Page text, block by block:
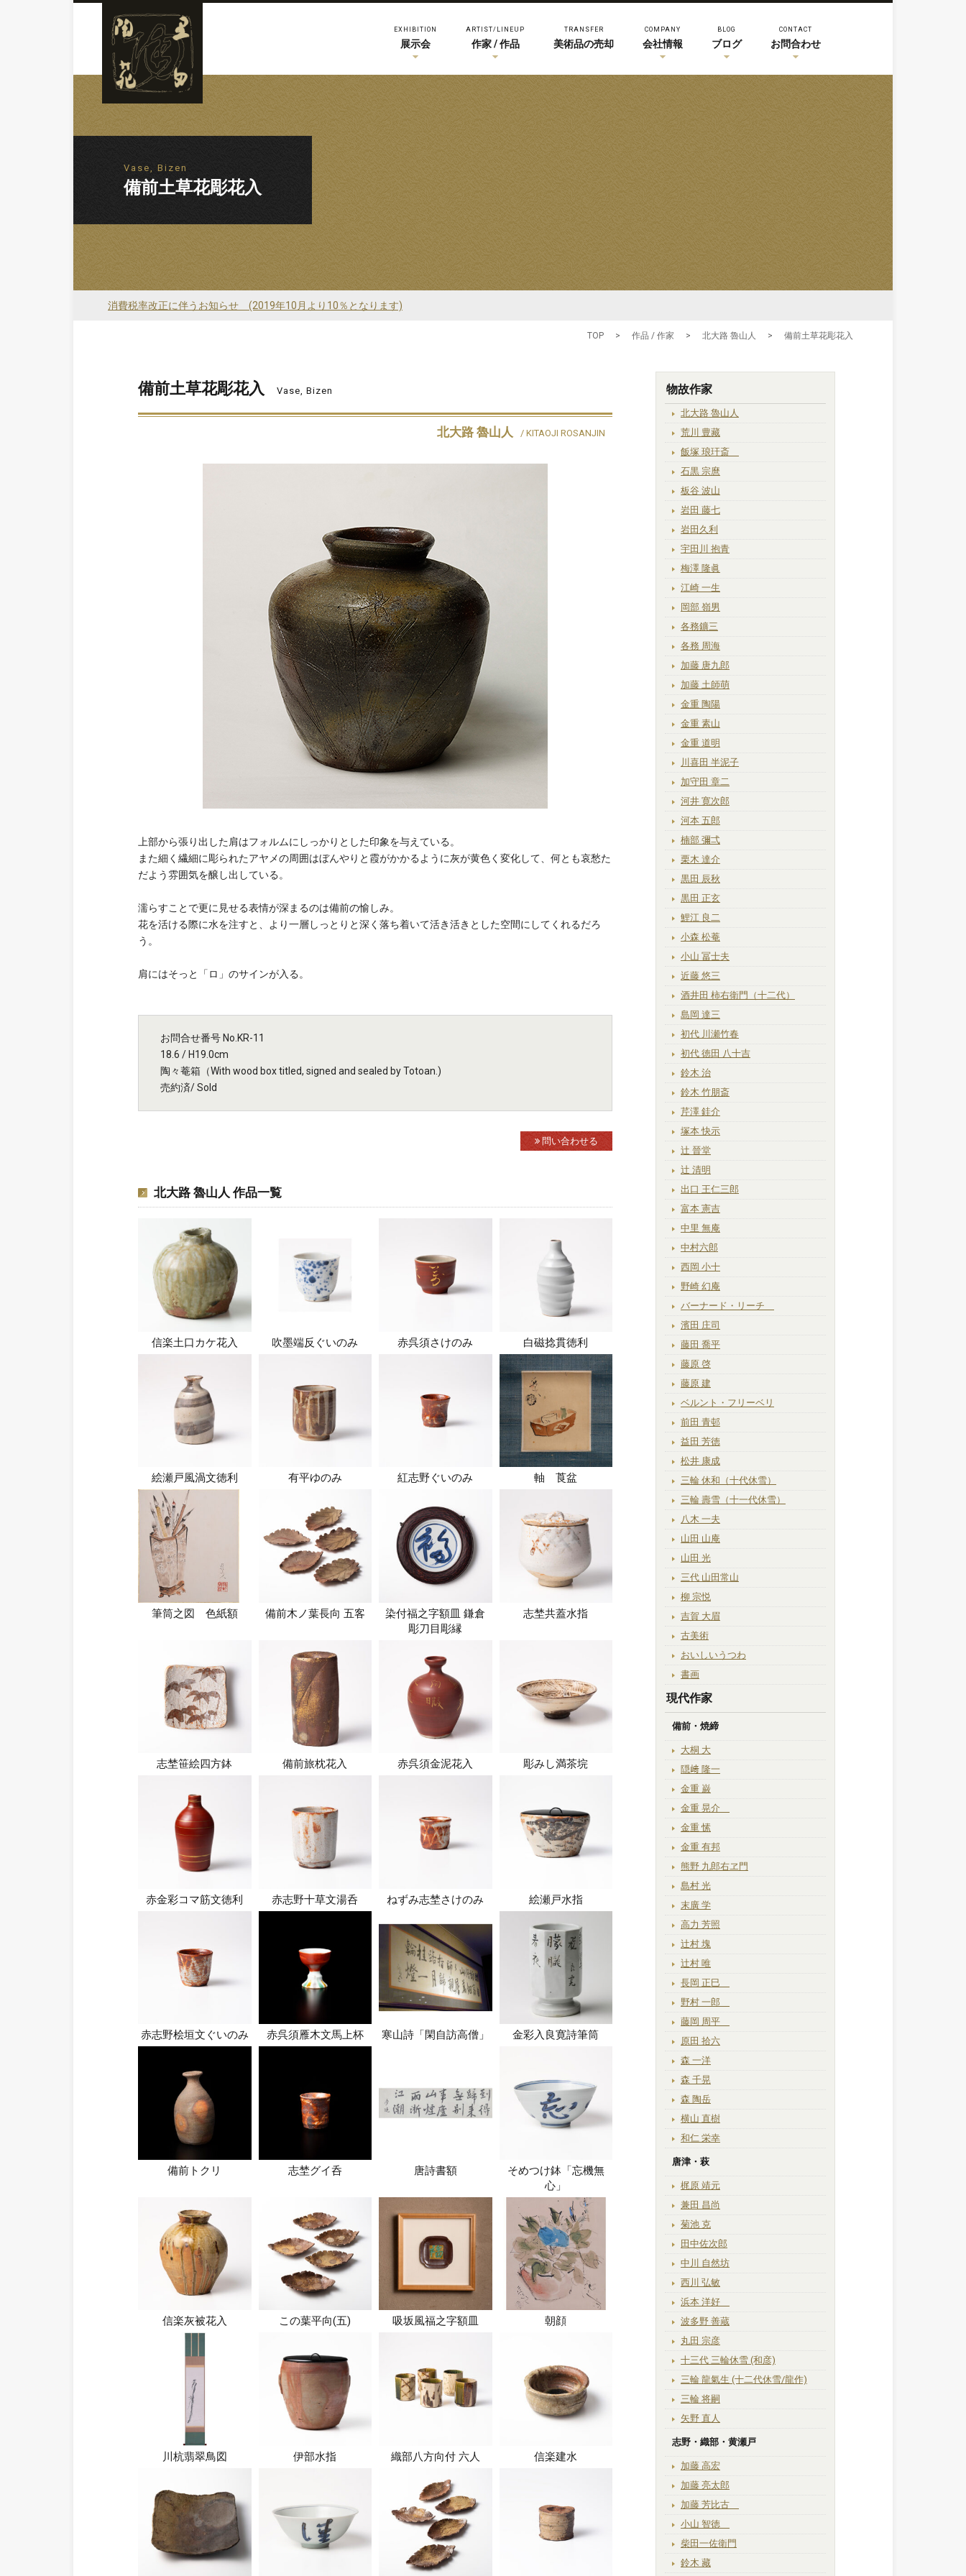
EXHIBITION
展示会
ARTIST/LINEUP
作家 / 作品
TRANSFER
美術品の売却
COMPANY
会社情報
BLOG
ブログ
CONTACT
お問合わせ
Vase, Bizen
備前土草花彫花入
消費税率改正に伴うお知らせ (2019年10月より10％となります)
TOP > 作品 / 作家 > 北大路 魯山人 > 備前土草花彫花入
備前土草花彫花入 Vase, Bizen
北大路 魯山人 / KITAOJI ROSANJIN
上部から張り出した肩はフォルムにしっかりとした印象を与えている。
また細く繊細に彫られたアヤメの周囲はぼんやりと霞がかかるように灰が黄色く変化して、何とも哀愁た
だよう雰囲気を醸し出している。
濡らすことで更に見せる表情が深まるのは備前の愉しみ。
花を活ける際に水を注すと、より一層しっとりと深く落ち着いて活き活きとした空間にしてくれるだろ
う。
肩にはそっと「ロ」のサインが入る。
お問合せ番号 No.KR-11
18.6 / H19.0cm
陶々菴箱（With wood box titled, signed and sealed by Totoan.)
売約済/ Sold
問い合わせる
北大路 魯山人 作品一覧
信楽土口カケ花入 吹墨端反ぐいのみ 赤呉須さけのみ 白磁捻貫徳利
絵瀬戸風渦文徳利 有平ゆのみ 紅志野ぐいのみ 軸 莨盆
筆筒之図 色紙額 備前木ノ葉長向 五客
染付福之字額皿 鎌倉
彫刀目彫縁
志埜共蓋水指
志埜笹絵四方鉢 備前旅枕花入 赤呉須金泥花入 彫みし満茶垸
赤金彩コマ筋文徳利 赤志野十草文湯呑 ねずみ志埜さけのみ 絵瀬戸水指
赤志野桧垣文ぐいのみ 赤呉須雁木文馬上杯 寒山詩「閑自訪高僧」 金彩入良寛詩筆筒
備前トクリ 志埜グイ呑 唐詩書額
そめつけ鉢「忘機無
心」
信楽灰被花入 この葉平向(五) 吸坂風福之字額皿 朝顔
川杭翡翠鳥図 伊部水指 織部八方向付 六人 信楽建水
物故作家
北大路 魯山人
荒川 豊藏
飯塚 琅玕斎
石黒 宗麿
板谷 波山
岩田 藤七
岩田久利
宇田川 抱青
梅澤 隆眞
江崎 一生
岡部 嶺男
各務鑛三
各務 周海
加藤 唐九郎
加藤 土師萌
金重 陶陽
金重 素山
金重 道明
川喜田 半泥子
加守田 章二
河井 寛次郎
河本 五郎
楠部 彌弌
栗木 達介
黒田 辰秋
黒田 正玄
鯉江 良二
小森 松菴
小山 冨士夫
近藤 悠三
酒井田 柿右衛門（十二代）
島岡 達三
初代 川瀬竹春
初代 徳田 八十吉
鈴木 治
鈴木 竹朋斎
芹澤 銈介
塚本 快示
辻 晉堂
辻 清明
出口 王仁三郎
富本 憲吉
中里 無庵
中村六郎
西岡 小十
野崎 幻庵
バーナード・リーチ
濱田 庄司
藤田 喬平
藤原 啓
藤原 建
ベルント・フリーベリ
前田 青邨
益田 芳徳
松井 康成
三輪 休和（十代休雪）
三輪 壽雪（十一代休雪）
八木 一夫
山田 山庵
山田 光
三代 山田常山
柳 宗悦
吉賀 大眉
古美術
おいしいうつわ
書画
現代作家
備前・焼締
大桐 大
隠﨑 隆一
金重 巌
金重 晃介
金重 愫
金重 有邦
熊野 九郎右ヱ門
島村 光
末廣 学
高力 芳照
辻村 塊
辻村 唯
長岡 正巳
野村 一郎
藤岡 周平
原田 拾六
森 一洋
森 千晃
森 陶岳
横山 直樹
和仁 栄幸
唐津・萩
梶原 靖元
兼田 昌尚
菊池 克
田中佐次郎
中川 自然坊
西川 弘敏
浜本 洋好
波多野 善蔵
丸田 宗彦
十三代 三輪休雪 (和彦)
三輪 龍氣生 (十二代休雪/龍作)
三輪 将嗣
矢野 直人
志野・織部・黄瀬戸
加藤 高宏
加藤 亮太郎
加藤 芳比古
小山 智徳
柴田一佐衛門
鈴木 藏